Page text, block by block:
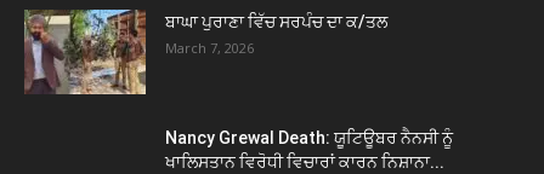
ਬਾਘਾ ਪੁਰਾਣਾ ਵਿੱਚ ਸਰਪੰਚ ਦਾ ਕ/ਤਲ
March 7, 2026
Nancy Grewal Death: ਯੂਟਿਊਬਰ ਨੈਨਸੀ ਨੂੰ
ਖਾਲਿਸਤਾਨ ਵਿਰੋਧੀ ਵਿਚਾਰਾਂ ਕਾਰਨ ਨਿਸ਼ਾਨਾ...